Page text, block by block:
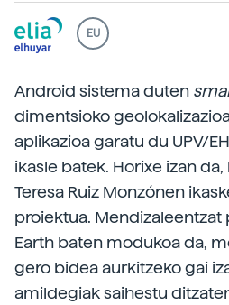
EU
Android sistema duten
dimentsioko
aplikazioa garatu du UPV/
ikasle batek. Horixe izan
Teresa Ruiz Monzónen
proiektua. Mendizaleentzat
Earth baten modukoa da,
gero bidea aurkitzeko gai
amildegiak saihestu